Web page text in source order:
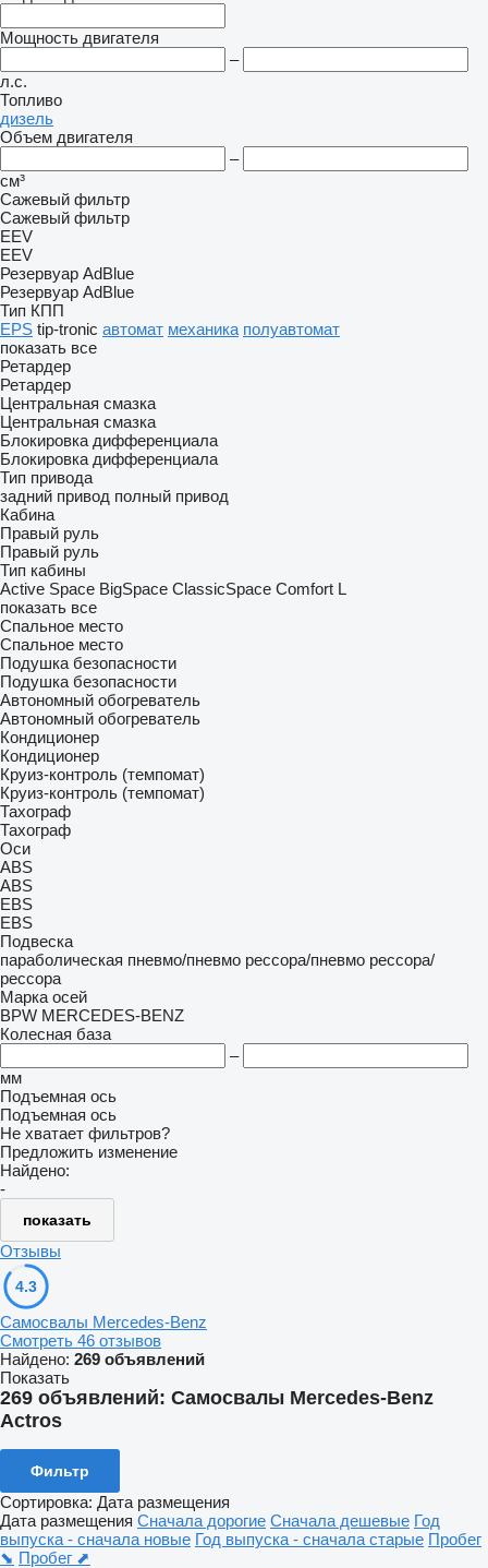
Мощность двигателя
–
л.с.
Топливо
дизель
Объем двигателя
–
см³
Сажевый фильтр
Сажевый фильтр
EEV
EEV
Резервуар AdBlue
Резервуар AdBlue
Тип КПП
EPS tip-tronic автомат механика полуавтомат
показать все
Ретардер
Ретардер
Центральная смазка
Центральная смазка
Блокировка дифференциала
Блокировка дифференциала
Тип привода
задний привод полный привод
Кабина
Правый руль
Правый руль
Тип кабины
Active Space BigSpace ClassicSpace Comfort L
показать все
Спальное место
Спальное место
Подушка безопасности
Подушка безопасности
Автономный обогреватель
Автономный обогреватель
Кондиционер
Кондиционер
Круиз-контроль (темпомат)
Круиз-контроль (темпомат)
Тахограф
Тахограф
Оси
ABS
ABS
EBS
EBS
Подвеска
параболическая пневмо/пневмо рессора/пневмо рессора/
рессора
Марка осей
BPW MERCEDES-BENZ
Колесная база
–
мм
Подъемная ось
Подъемная ось
Не хватает фильтров?
Предложить изменение
Найдено:
-
показать
Отзывы
4.3
Самосвалы Mercedes-Benz
Смотреть 46 отзывов
Найдено: 269 объявлений
Показать
269 объявлений: Самосвалы Mercedes-Benz
Actros
Фильтр
Сортировка: Дата размещения
Дата размещения Сначала дорогие Сначала дешевые Год
выпуска - сначала новые Год выпуска - сначала старые Пробег
⬊ Пробег ⬈